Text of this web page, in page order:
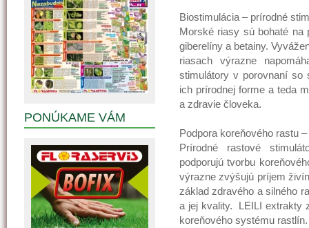
Biostimulácia – prírodné
Morské riasy sú bohaté na
giberelíny a betainy.
riasach výrazne
stimulátory v porovnaní so
ich prírodnej forme a teda
a zdravie človeka.
Podpora koreňového rastu
Prírodné rastové
podporujú tvorbu
výrazne zvýšujú príjem
základ zdravého a silného
a jej kvality. LEILI extrakty
koreňového systému rastlín.
PONÚKAME VÁM